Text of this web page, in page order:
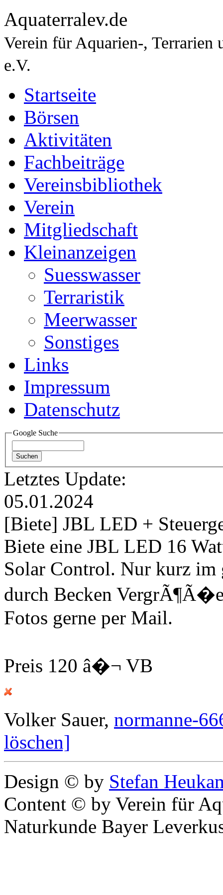
Aquaterralev.de
Verein für Aquarien-, Terrarien
e.V.
Startseite
Börsen
Aktivitäten
Fachbeiträge
Vereinsbibliothek
Verein
Mitgliedschaft
Kleinanzeigen
Suesswasser
Terraristik
Meerwasser
Sonstiges
Links
Impressum
Datenschutz
Google Suche
Letztes Update:
05.01.2024
[Biete] JBL LED +
Biete eine JBL LED 16
Solar Control. Nur kurz im
durch Becken
Fotos gerne per Mail.
Preis 120 â�¬ VB
Volker Sauer, normanne-
löschen]
Design © by Stefan
Content © by Verein für
Naturkunde Bayer